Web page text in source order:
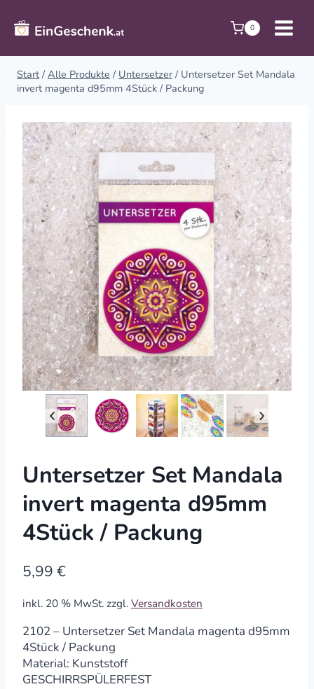
Inhalt
springen
0
Start / Alle Produkte / Untersetzer / Untersetzer Set Mandala
invert magenta d95mm 4Stück / Packung
Untersetzer Set Mandala
invert magenta d95mm
4Stück / Packung
5,99 €
inkl. 20 % MwSt. zzgl. Versandkosten
2102 – Untersetzer Set Mandala magenta d95mm
4Stück / Packung
Material: Kunststoff
GESCHIRRSPÜLERFEST